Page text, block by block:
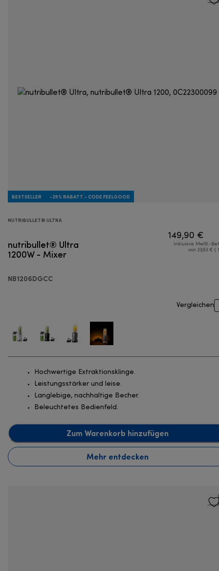
BESTSELLER -25% RABATT - CODE FEELGOOD
NUTRIBULLET® ULTRA
nutribullet® Ultra
1200W - Mixer
NB1206DGCC
149,90 €
Inklusive MwSt.-
von 23,93 € (
Vergleichen
Hochwertige Extraktionsklinge.
Leistungsstärker und leise.
Langlebige, nachhaltige Becher.
Beleuchtetes Bedienfeld.
Zum Warenkorb hinzufügen
Mehr entdecken